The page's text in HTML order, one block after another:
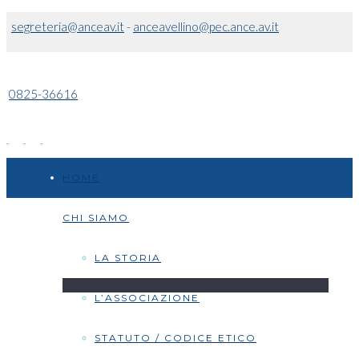
segreteria@anceav.it- anceavellino@pec.ance.av.it
0825-36616
CHI SIAMO
LA STORIA
L’ASSOCIAZIONE
STATUTO / CODICE ETICO